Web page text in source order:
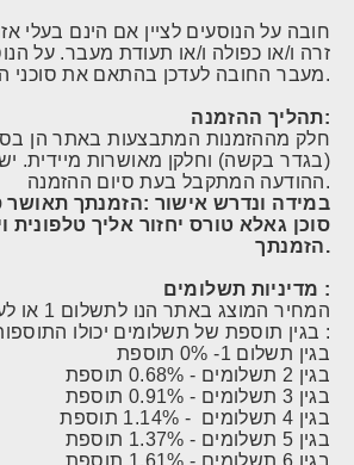
חובה על הנוסעים לציין אם הינם בעלי
זרה ו/או כפולה ו/או תעודת מעבר. על
מעבר החובה לעדכן בהתאם את סוכני הנסיעות בחברה.
תהליך ההזמנה:
חלק מההזמנות המתבצעות באתר הן
(בגדר בקשה) וחלקן מאושרות מיידית.
ההודעה המתקבל בעת סיום ההזמנה.
במידה ונדרש אישור :הזמנתך
סוכן גאלא טורס יחזור אליך טלפונית
הזמנתך.
מדיניות תשלומים :
המחיר המוצג באתר הנו לתשלום 1 או לעסקת קרדיט
בגין תוספת של תשלומים יכולו התוספות כדלהלן :
בגין תשלום 1- 0% תוספת
בגין 2 תשלומים - 0.68% תוספת
בגין 3 תשלומים - 0.91% תוספת
בגין 4 תשלומים - 1.14% תוספת
בגין 5 תשלומים - 1.37% תוספת
בגין 6 תשלומים - 1.61% תוספת